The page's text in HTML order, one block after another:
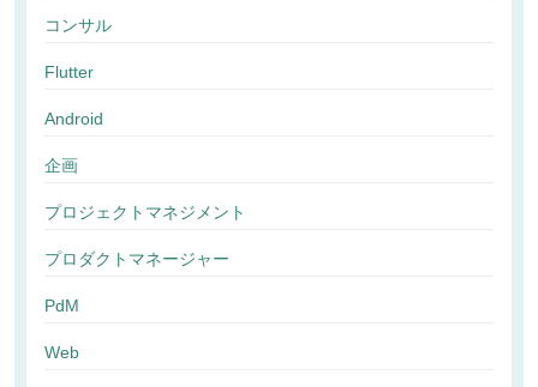
コンサル
Flutter
Android
企画
プロジェクトマネジメント
プロダクトマネージャー
PdM
Web